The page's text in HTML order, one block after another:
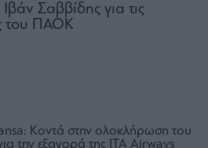
Κοντά στην ολοκλήρωση του
την εξαγορά της ΙΤΑ Airways
Σαββίδης για τις
του ΠΑΟΚ